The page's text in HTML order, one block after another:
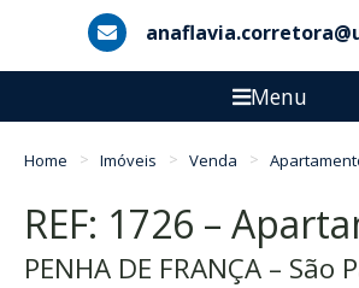
Menu
Home Imóveis Venda
REF: 1726 –
PENHA DE FRANÇA – São